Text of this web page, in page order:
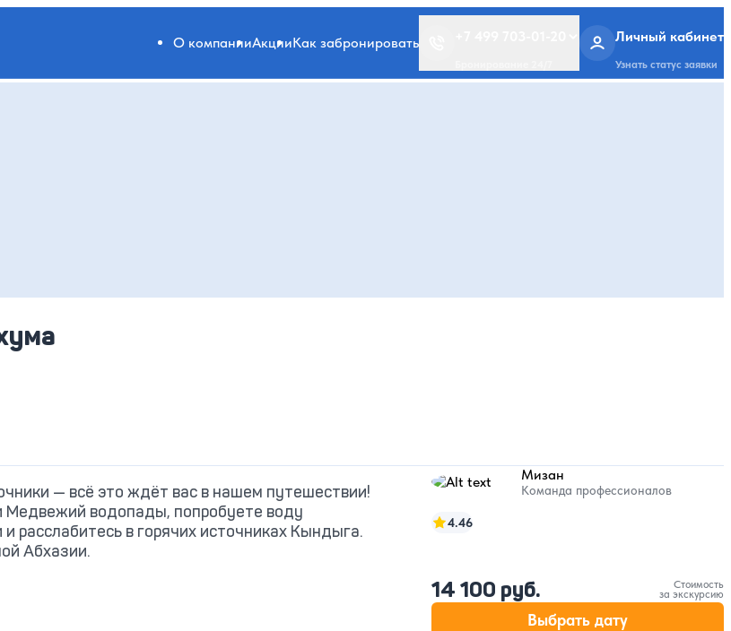
О компанииАкцииКак забронировать Личный кабинет
Узнать статус заявки
— всё это ждёт вас в нашем путешествии!
Медвежий водопады, попробуете воду
расслабитесь в горячих источниках Кындыга.
Абхазии.
Мизан
Команда профессионалов
4.46
14 100 руб. Стоимость
за экскурсию
Выбрать дату